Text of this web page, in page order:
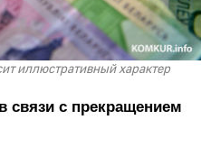
иллюстративный характер
связи с прекращением